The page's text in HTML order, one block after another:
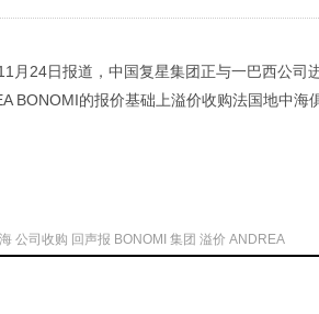
24日报道，中国复星集团正与一巴西公司
BONOMI的报价基础上溢价收购法国地中海
公司收购 回声报 BONOMI 集团 溢价 ANDREA